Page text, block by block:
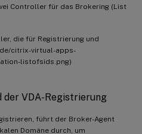
Controller für das Brokering (List
die für Registrierung und
citrix-virtual-apps-
listofsids.png)
der VDA-Registrierung
führt der Broker-Agent
Domäne durch, um